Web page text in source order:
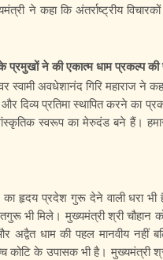
ने कहा कि अंतर्राष्ट्रीय
प्रमुखों ने की एकात्म धाम प्रकल्प की
स्वामी अवधेशानंद गिरि महाराज
दिव्य प्रतिमा स्थापित करने का
स्वरूप का मेरुदंड बने हैं।
हृदय प्रदेश गुरू देने वाली धरा
भी मिले। मुख्यमंत्री श्री चौहान
अद्वैत धाम की पहल मानवीय
के उपासक भी है। मुख्यमंत्री